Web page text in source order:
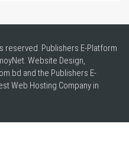
reserved. Publishers E-Platform
Website Design,
and the Publishers E-
Web Hosting Company in